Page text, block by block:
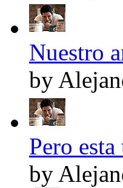
Nuestro
by
Pero
by